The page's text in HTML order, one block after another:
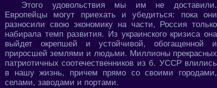
Этого удовольствия мы им не доставили.
Европейцы могут приехать и убедиться: пока они
разносили свою экономику на части, Россия только
набирала темп развития. Из украинского кризиса она
выйдет окрепшей и устойчивой, обогащенной и
приросшей землями и людьми. Миллионы прекрасных
патриотичных соотечественников из б. УССР влились
в нашу жизнь, причем прямо со своими городами,
селами, заводами и портами.